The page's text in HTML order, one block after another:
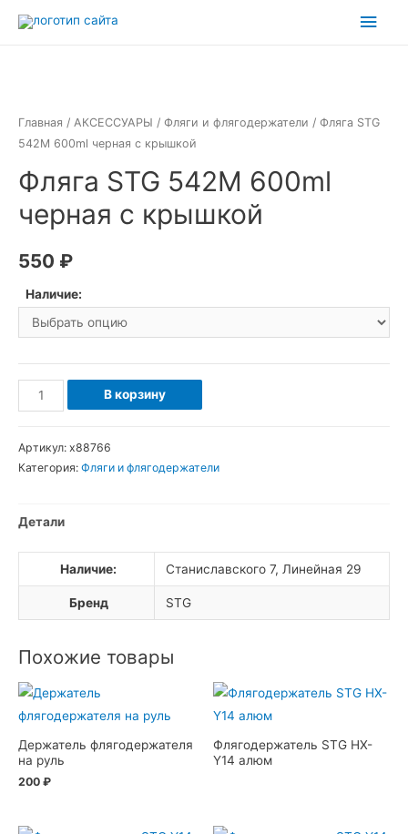
Главная / АКСЕССУАРЫ / Фляги и флягодержатели / Фляга STG
542M 600ml черная с крышкой
Фляга STG 542M 600ml
черная с крышкой
550 ₽
Наличие:
Количество
товара
STG
черная
с
крышкой
В корзину
Артикул: х88766
Категория: Фляги и флягодержатели
Детали
Наличие: Станиславского 7, Линейная 29
Бренд STG
Похожие товары
Держатель флягодержателя
на руль
200 ₽
Флягодержатель STG HX-
Y14 алюм